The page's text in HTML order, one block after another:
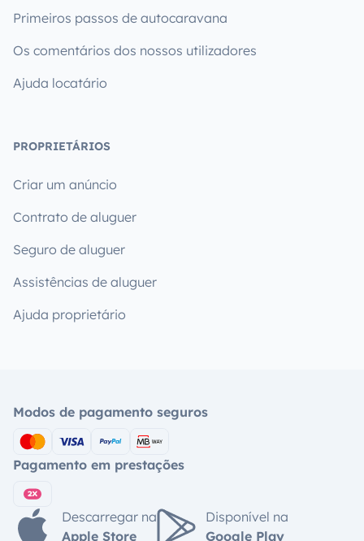
Primeiros passos de autocaravana
Os comentários dos nossos utilizadores
Ajuda locatário
PROPRIETÁRIOS
Criar um anúncio
Contrato de aluguer
Seguro de aluguer
Assistências de aluguer
Ajuda proprietário
Modos de pagamento seguros
Pagamento em prestações
Descarregar na
Apple Store
Disponível na
Google Play